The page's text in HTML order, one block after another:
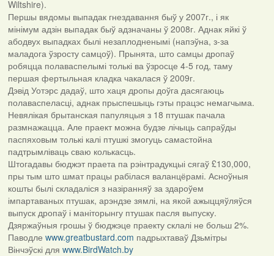
Wiltshire).
Першы вядомы выпадак гнездавання быў у 2007г., і як
мінімум адзін выпадак быў адзначаны ў 2008г. Аднак яйкі ў
абодвух выпадках былі незаплодненымі (напэўна, з-за
маладога ўзросту самцоў). Прынята, што самцы дропаў
робяцца полаваспелымі толькі ва ўзросце 4-5 год, таму
першая фертыльная кладка чакалася ў 2009г.
Дэвід Уотэрс дадаў, што хаця дропы доўга дасягаюць
полаваспеласці, аднак прыспешыць гэты працэс немагчыма.
Невялікая брытанская папуляцыя з 18 птушак пачала
размнажацца. Але праект можна будзе лічыць сапраўды
паспяховым толькі калі птушкі змогуць самастойна
падтрымліваць сваю колькасць.
Штогадавы бюджэт праета па рэінтрадукцыі сягаў £130,000,
пры тым што шмат працы рабілася валанцёрамі. Асноўныя
кошты былі складаліся з назіранняў за здароўем
імпартаваных птушак, арэндзе зямлі, на якой ажыццяўляўся
выпуск дропаў і маніторынгу птушак пасля выпуску.
Дзяржаўныя грошы ў бюджэце праекту склалі не больш 2%.
Паводле www.greatbustard.com падрыхтаваў Дзьмітры
Вінчэўскі для www.BirdWatch.by